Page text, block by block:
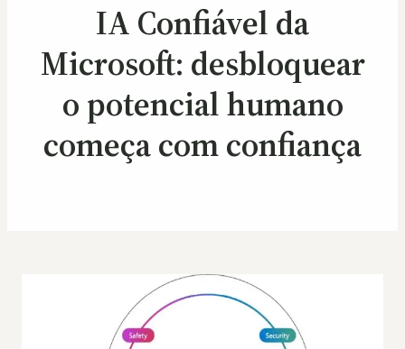
IA Confiável da
Microsoft: desbloquear
o potencial humano
começa com confiança